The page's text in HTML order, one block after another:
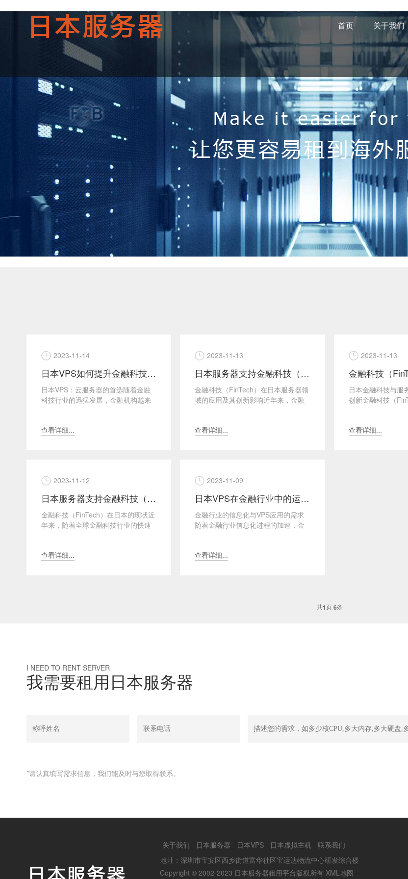
首页 关于我们
2023-11-14
日本VPS如何提升金融科技领域的业务效率和安全性？
日本VPS：云服务器的首选随着金融
科技行业的迅猛发展，金融机构越来
查看详细...
2023-11-13
日本服务器支持金融科技（FinTech）创新
金融科技（FinTech）在日本服务器领
域的应用及其创新影响近年来，金融
查看详细...
2023-11-13
日本金融科技与服
创新金融科技（
查看详细...
2023-11-12
日本服务器支持金融科技（FinTech）创新
金融科技（FinTech）在日本的现状近
年来，随着全球金融科技行业的快速
查看详细...
2023-11-09
日本VPS在金融行业中的运用及案例分析
金融行业的信息化与VPS应用的需求
随着金融行业信息化进程的加速，金
查看详细...
共1页6条
I NEED TO RENT SERVER
我需要租用日本服务器
*请认真填写需求信息，我们能及时与您取得联系。
关于我们 日本服务器 日本VPS 日本虚拟主机
联系我们
地址：深圳市宝安区西乡街道富华社区宝运达物流中心研发综合楼
Copyright © 2002-2023 日本服务器租用平台版权所有 XML地图